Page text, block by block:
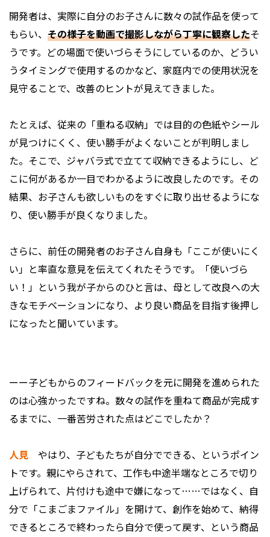
開発者は、実際に自分のお子さんに数々の試作品を使って
もらい、 その様子を動画で撮影しながら丁寧に観察したそ
うです。どの場面で使いづらそうにしているのか、どうい
うタイミングで使用するのかなど、家庭内での使用状況を
見守ることで、改善のヒントが見えてきました。
たとえば、従来の「重ねる収納」では目的の色紙やシール
が見つけにくく、使い勝手がよくないことが判明しまし
た。そこで、ジャバラ式で立てて収納できるようにし、ど
こに何があるか一目でわかるように改良したのです。その
結果、お子さんも欲しいものをすぐに取り出せるようにな
り、使い勝手が良くなりました。
さらに、前任の開発者のお子さん自身も「ここが使いにく
い」と率直な意見を伝えてくれたそうです。「使いづら
い！」という我が子からのひと言は、母として改良への大
きなモチベーションになり、より良い商品を目指す後押し
になったと聞いています。
ーー子どもからのフィードバックを元に開発を進められた
のは心強かったですね。数々の試作を重ねて商品が完成す
るまでに、一番苦労された点はどこでしたか？
人見 やはり、子どもたちが自分でできる、というポイン
トです。親にやらされて、工作も中途半端なところで切り
上げられて、片付けも途中で嫌になって……ではなく、自
分で「こまごまファイル」を開けて、創作を始めて、納得
できるところで終わったら自分で使って戻す、という商品